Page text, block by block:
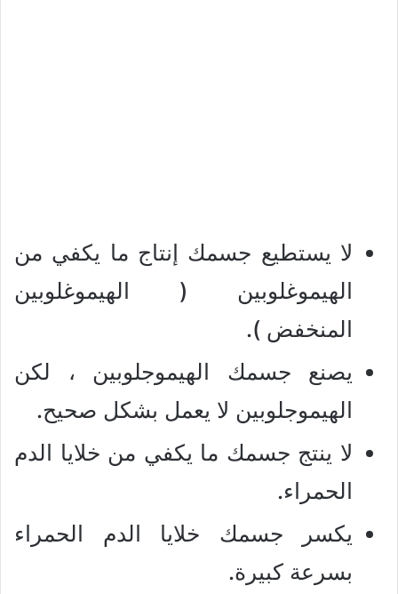
لا يستطيع جسمك إنتاج ما يكفي من
الهيموغلوبين ( الهيموغلوبين
المنخفض ).
يصنع جسمك الهيموجلوبين ، لكن
الهيموجلوبين لا يعمل بشكل صحيح.
لا ينتج جسمك ما يكفي من خلايا الدم
الحمراء.
يكسر جسمك خلايا الدم الحمراء
بسرعة كبيرة.